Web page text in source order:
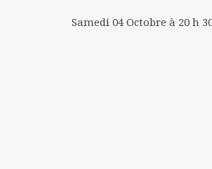
Samedi 04 Octobre à 20 h